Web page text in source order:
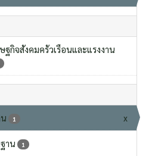
ฐกิจสังคมครัวเรือนและแรงงาน
1 x
าน 1